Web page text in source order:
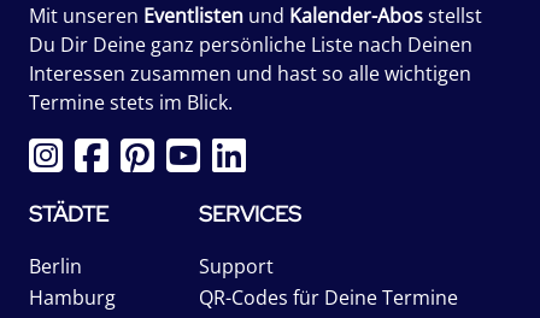
Mit unseren Eventlisten und Kalender-Abosstellst
Du Dir Deine ganz persönliche Liste nach Deinen
Interessen zusammen und hast so alle wichtigen
Termine stets im Blick.
STÄDTE
Berlin
Hamburg
SERVICES
Support
QR-Codes für Deine Termine